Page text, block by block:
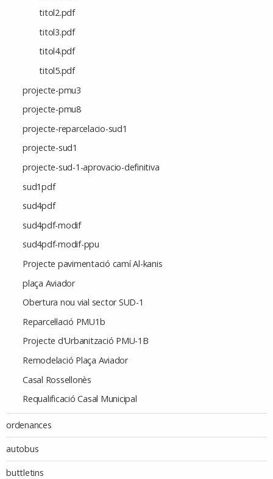
titol2.pdf
titol3.pdf
titol4.pdf
titol5.pdf
projecte-pmu3
projecte-pmu8
projecte-reparcelacio-sud1
projecte-sud1
projecte-sud-1-aprovacio-definitiva
sud1pdf
sud4pdf
sud4pdf-modif
sud4pdf-modif-ppu
Projecte pavimentació camí Al-kanis
plaça Aviador
Obertura nou vial sector SUD-1
Reparcel·lació PMU1b
Projecte d'Urbanització PMU-1B
Remodelació Plaça Aviador
Casal Rossellonès
Requalificació Casal Municipal
ordenances
autobus
buttletins